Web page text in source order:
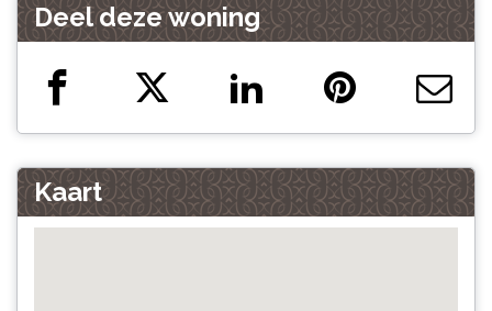
Deel deze woning
Kaart